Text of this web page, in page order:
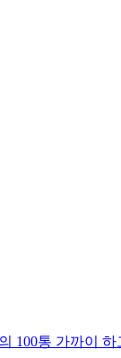
100통 가까이